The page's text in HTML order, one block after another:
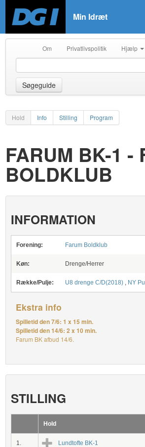
Min Idræt
Om Privatlivspolitik Hjælp
Søgeguide
Hold Info Stilling Program
FARUM BK-1 -
BOLDKLUB
INFORMATION
Forening: Farum Boldklub
Køn: Drenge/Herrer
Række/Pulje: U8 drenge C/D(2018) , NY
Ekstra info
Spilletid den 7/6: 1 x 15 min.
Spilletid den 14/6: 2 x 10 min.
Farum BK afbud 14/6.
STILLING
Hold
1. Lundtofte BK-1